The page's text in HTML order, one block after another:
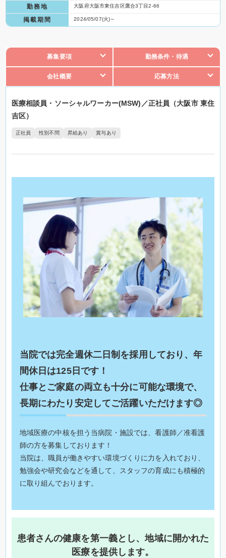
勤務地 大阪府大阪市東住吉区鷹合3丁目2-66
掲載期間 2024/05/07(火)～
募集要項 勤務条件・待遇
会社概要 応募方法
医療相談員・ソーシャルワーカー(MSW)／正社員（大阪市 東住
吉区）
正社員 性別不問 昇給あり 賞与あり
当院では完全週休二日制を採用しており、年
間休日は125日です！
仕事とご家庭の両立も十分に可能な環境で、
長期にわたり安定してご活躍いただけます◎
地域医療の中核を担う当病院・施設では、看護師／准看護
師の方を募集しております！
当院は、職員が働きやすい環境づくりに力を入れており、
勉強会や研究会などを通して、スタッフの育成にも積極的
に取り組んでおります。
患者さんの健康を第一義とし、地域に開かれた
医療を提供します。